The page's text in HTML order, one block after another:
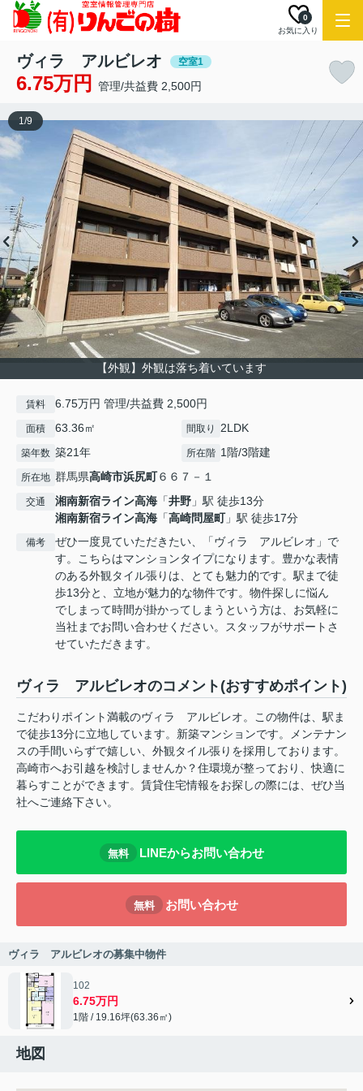
お気に入り
0
ヴィラ アルビレオ 空室1
6.75万円 管理/共益費 2,500円
【外観】外観は落ち着いています
1/9
賃料 6.75万円 管理/共益費 2,500円
面積 63.36㎡ 間取り 2LDK
築年数 築21年 所在階 1階/3階建
所在地 群馬県高崎市浜尻町６６７－１
交通 湘南新宿ライン高海 「井野 」駅 徒歩13分
湘南新宿ライン高海 「高崎問屋町」駅 徒歩17分
備考
ぜひ一度見ていただきたい、「ヴィラ アルビレオ」で
す。こちらはマンションタイプになります。豊かな表情
のある外観タイル張りは、とても魅力的です。駅まで徒
歩13分と、立地が魅力的な物件です。物件探しに悩ん
でしまって時間が掛かってしまうという方は、お気軽に
当社までお問い合わせください。スタッフがサポートさ
せていただきます。
ヴィラ アルビレオのコメント(おすすめポイント)
こだわりポイント満載のヴィラ アルビレオ。この物件は、駅ま
で徒歩13分に立地しています。新築マンションです。メンテナン
スの手間いらずで嬉しい、外観タイル張りを採用しております。
高崎市へお引越を検討しませんか？住環境が整っており、快適に
暮らすことができます。賃貸住宅情報をお探しの際には、ぜひ当
社へご連絡下さい。
無料 LINEからお問い合わせ
無料 お問い合わせ
ヴィラ アルビレオの募集中物件
102
6.75万円
1階 / 19.16坪(63.36㎡)
地図